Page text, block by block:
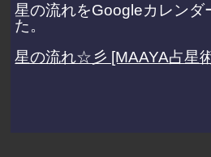
星の流れをGoogleカレンダ
た。
星の流れ☆彡 [MAAYA占星